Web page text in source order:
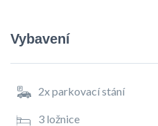
Vybavení
2x parkovací stání
3 ložnice